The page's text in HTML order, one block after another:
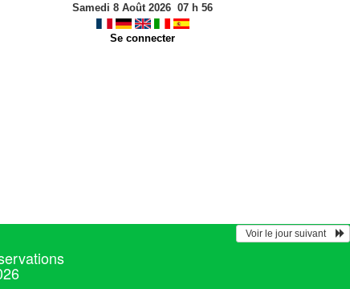
Samedi 8 Août 2026 07 h 56
Se connecter
  Voir le jour suivant